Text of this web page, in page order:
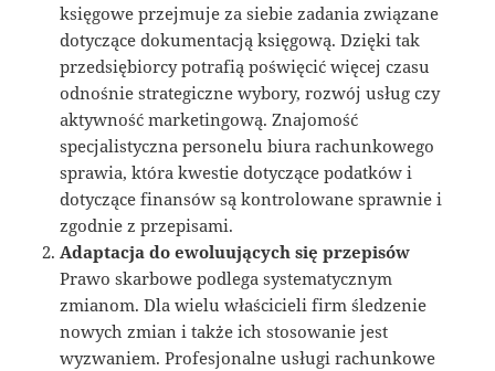
księgowe przejmuje za siebie zadania związane
dotyczące dokumentacją księgową. Dzięki tak
przedsiębiorcy potrafią poświęcić więcej czasu
odnośnie strategiczne wybory, rozwój usług czy
aktywność marketingową. Znajomość
specjalistyczna personelu biura rachunkowego
sprawia, która kwestie dotyczące podatków i
dotyczące finansów są kontrolowane sprawnie i
zgodnie z przepisami.
Adaptacja do ewoluujących się przepisów
Prawo skarbowe podlega systematycznym
zmianom. Dla wielu właścicieli firm śledzenie
nowych zmian i także ich stosowanie jest
wyzwaniem. Profesjonalne usługi rachunkowe